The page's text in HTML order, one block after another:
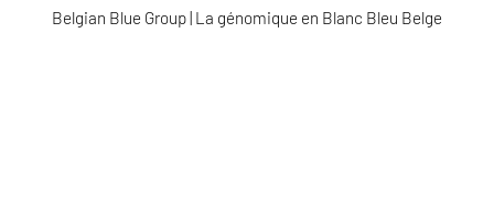
Belgian Blue Group| La génomique en Blanc Bleu Belge